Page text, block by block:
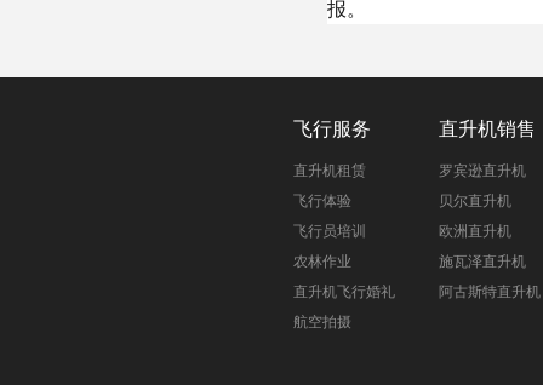
报。
飞行服务
直升机租赁
飞行体验
飞行员培训
农林作业
直升机飞行婚礼
航空拍摄
直升机销售
罗宾逊直升机
贝尔直升机
欧洲直升机
施瓦泽直升机
阿古斯特直升机